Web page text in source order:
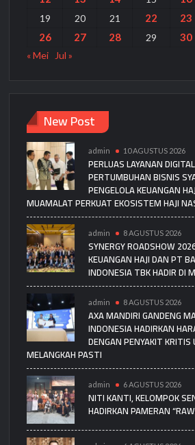
19
20 21 22 23
26 27 28 29 30
« Mei Jul »
New Post
admin 10 AGUSTUS 2026
PERLUAS LAYANAN
PERTUMBUHAN BISNIS
PENGELOLA KEUANGAN
MUAMALAT PERKUAT EKOSISTEM HAJI
admin 8 AGUSTUS 2026
SYNERGY ROADSHOW
KEUANGAN HAJI DAN PT
INDONESIA TBK HADIR DI
admin 8 AGUSTUS 2026
AXA MANDIRI GANDENG
INDONESIA HADIRKAN
DENGAN PENYAKIT
MELANGKAH PASTI
admin 6 AGUSTUS 2026
NITI KANTI, KELOMPOK
HADIRKAN PAMERAN